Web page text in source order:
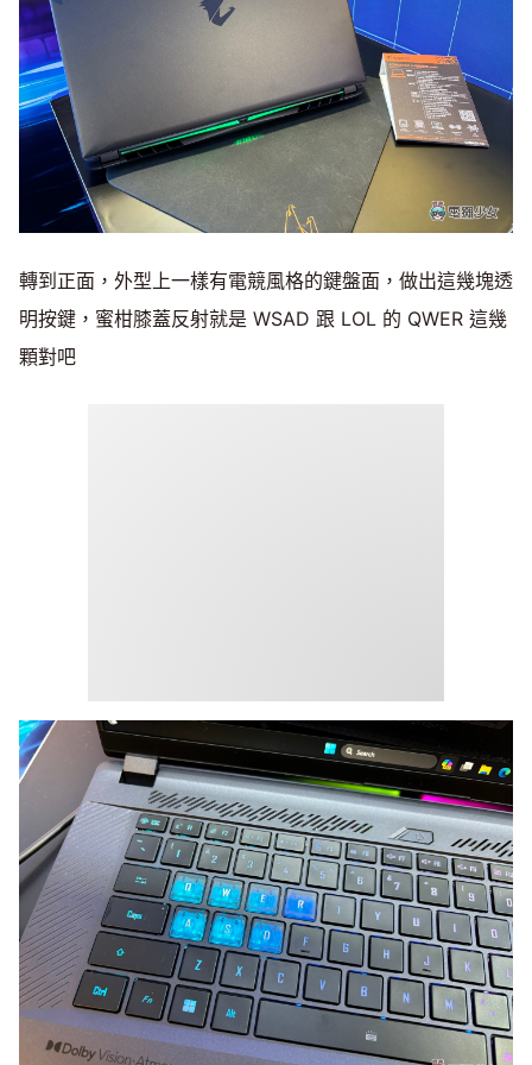
轉到正面，外型上一樣有電競風格的鍵盤面，做出這幾塊透
明按鍵，蜜柑膝蓋反射就是 WSAD 跟 LOL 的 QWER 這幾
顆對吧